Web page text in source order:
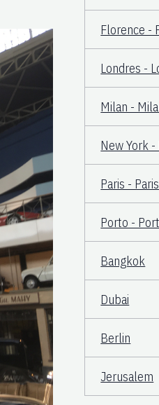
Florence -
Londres -
Milan -
New York
Paris - Paris
Porto -
Bangkok
Dubai
Berlin
Jerusalem